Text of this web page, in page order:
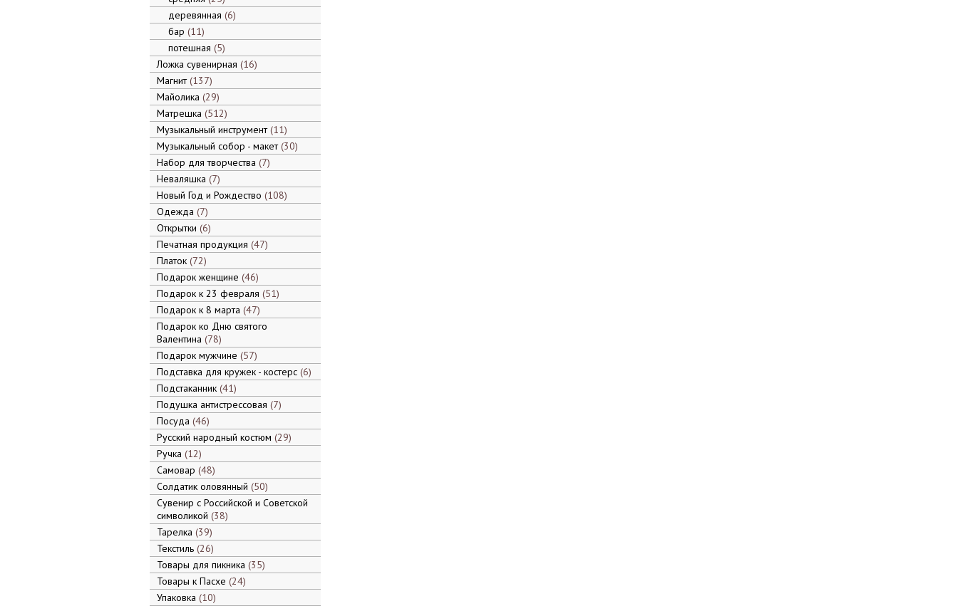
деревянная 6
бар 11
потешная 5
Ложка сувенирная 16
Магнит 137
Майолика 29
Матрешка 512
Музыкальный инструмент 11
Музыкальный собор - макет 30
Набор для творчества 7
Неваляшка 7
Новый Год и Рождество 108
Одежда 7
Открытки 6
Печатная продукция 47
Платок 72
Подарок женщине 46
Подарок к 23 февраля 51
Подарок к 8 марта 47
Подарок ко Дню святого
Валентина 78
Подарок мужчине 57
Подставка для кружек - костерс 6
Подстаканник 41
Подушка антистрессовая 7
Посуда 46
Русский народный костюм 29
Ручка 12
Самовар 48
Солдатик оловянный 50
Сувенир с Российской и Советской
символикой 38
Тарелка 39
Текстиль 26
Товары для пикника 35
Товары к Пасхе 24
Упаковка 10